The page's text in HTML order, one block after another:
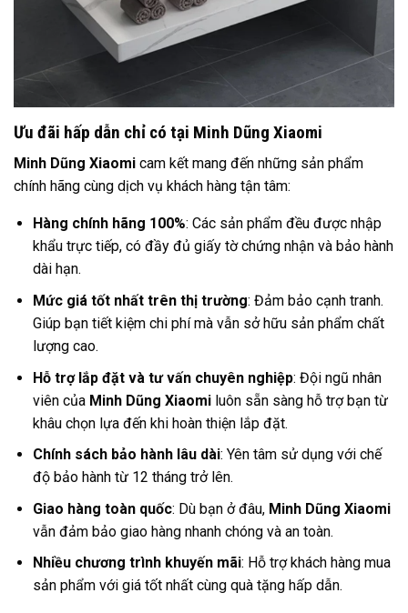
Ưu đãi hấp dẫn chỉ có tại Minh Dũng Xiaomi
Minh Dũng Xiaomi cam kết mang đến những sản phẩm
chính hãng cùng dịch vụ khách hàng tận tâm:
Hàng chính hãng 100%: Các sản phẩm đều được nhập
khẩu trực tiếp, có đầy đủ giấy tờ chứng nhận và bảo hành
dài hạn.
Mức giá tốt nhất trên thị trường: Đảm bảo cạnh tranh.
Giúp bạn tiết kiệm chi phí mà vẫn sở hữu sản phẩm chất
lượng cao.
Hỗ trợ lắp đặt và tư vấn chuyên nghiệp: Đội ngũ nhân
viên của Minh Dũng Xiaomi luôn sẵn sàng hỗ trợ bạn từ
khâu chọn lựa đến khi hoàn thiện lắp đặt.
Chính sách bảo hành lâu dài: Yên tâm sử dụng với chế
độ bảo hành từ 12 tháng trở lên.
Giao hàng toàn quốc: Dù bạn ở đâu, Minh Dũng Xiaomi
vẫn đảm bảo giao hàng nhanh chóng và an toàn.
Nhiều chương trình khuyến mãi: Hỗ trợ khách hàng mua
sản phẩm với giá tốt nhất cùng quà tặng hấp dẫn.